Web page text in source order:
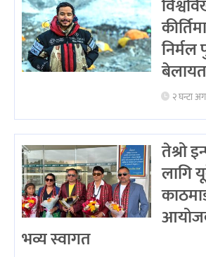
निर्मल
२ घन्टा
तेश्रो
लागि
भव्य स्वागत